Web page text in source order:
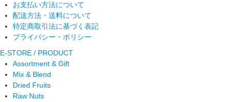
お支払い方法について
配送方法・送料について
特定商取引法に基づく表記
プライバシー・ポリシー
E-STORE / PRODUCT
Assortment & Gift
Mix & Blend
Dried Fruits
Raw Nuts